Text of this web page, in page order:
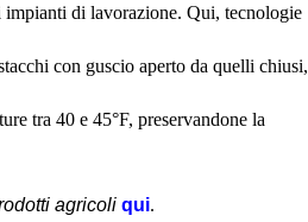
di lavorazione. Qui, tecnologie
con guscio aperto da quelli chiusi,
tra 40 e 45°F, preservandone la
agricoli qui.